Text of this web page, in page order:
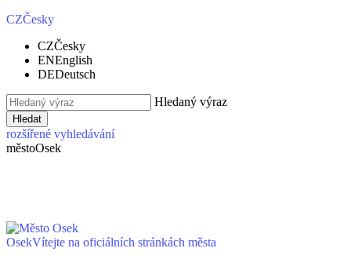
CZČesky
CZČesky
ENEnglish
DEDeutsch
Hledaný výraz
Hledat
rozšířené vyhledávání
městoOsek
OsekVítejte na oficiálních stránkách města